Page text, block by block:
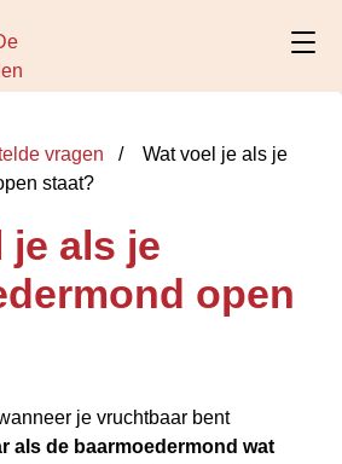
vragen
Wat voel je als je
staat?
je als je
open
je vruchtbaar bent
als de baarmoedermond wat